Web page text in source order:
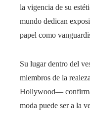
la vigencia de su
mundo dedican
papel como
Su lugar dentro del
miembros de la
Hollywood— confirma
moda puede ser a la